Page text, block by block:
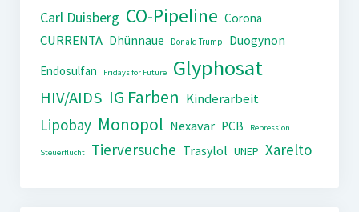
Carl Duisberg CO-Pipeline Corona
CURRENTA Dhünnaue Donald Trump
Duogynon
Endosulfan
Fridays for Future Glyphosat
HIV/AIDS IG Farben Kinderarbeit
Lipobay Monopol Nexavar PCB Repression
Steuerflucht Tierversuche Trasylol UNEP Xarelto